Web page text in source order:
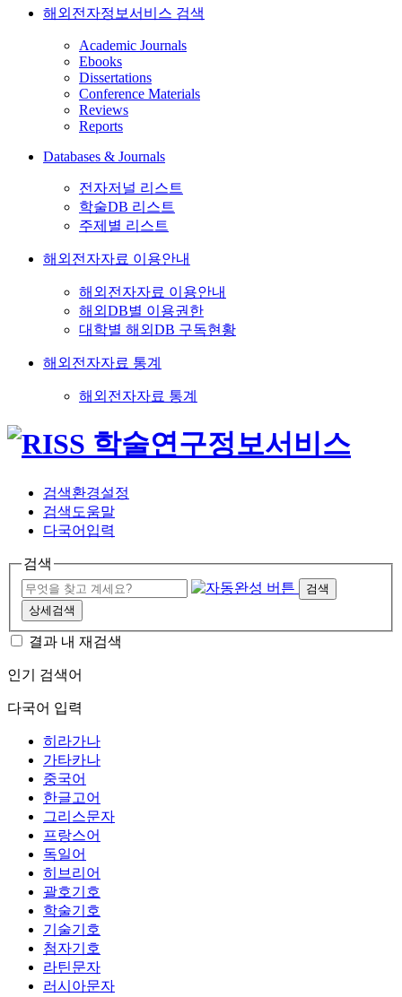
해외전자정보서비스 검색
Academic Journals
Ebooks
Dissertations
Conference Materials
Reviews
Reports
Databases & Journals
전자저널 리스트
학술DB 리스트
주제별 리스트
해외전자자료 이용안내
해외전자자료 이용안내
해외DB별 이용권한
대학별 해외DB 구독현황
해외전자자료 통계
해외전자자료 통계
검색환경설정
검색도움말
다국어입력
검색
검색
상세검색
결과 내 재검색
인기 검색어
다국어 입력
히라가나
가타카나
중국어
한글고어
그리스문자
프랑스어
독일어
히브리어
괄호기호
학술기호
기술기호
첨자기호
라틴문자
러시아문자